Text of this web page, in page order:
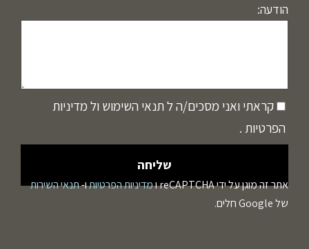
הודעה:
קראתי ואני מסכים/ה ל תנאי השימוש ול מדיניות
הפרטיות .
אתר זה מוגן על ידי reCAPTCHA ו מדיניות הפרטיותו-תנאי השירות
של Google חלים.